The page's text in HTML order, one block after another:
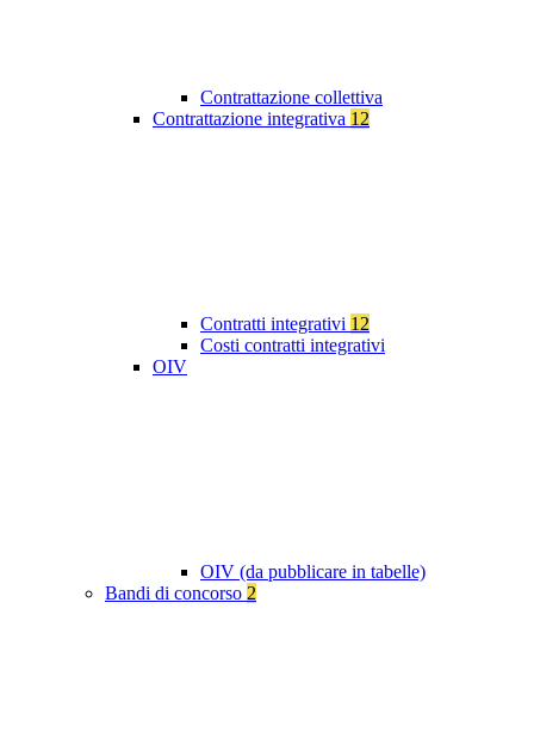
Contrattazione collettiva
Contrattazione integrativa 12
Contratti integrativi 12
Costi contratti integrativi
OIV
OIV (da pubblicare in tabelle)
Bandi di concorso 2